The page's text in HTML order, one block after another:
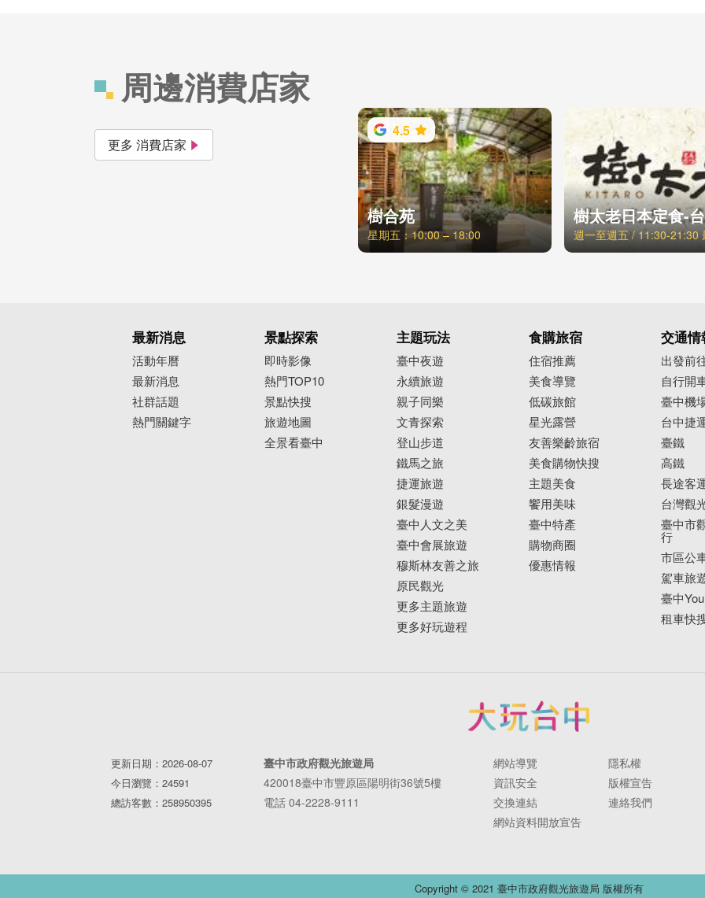
周邊消費店家
更多 消費店家
4.5
樹合苑
星期五：10:00 – 18:00
最新消息
活動年曆
最新消息
社群話題
熱門關鍵字
景點探索
即時影像
熱門TOP10
景點快搜
旅遊地圖
全景看臺中
主題玩法
臺中夜遊
永續旅遊
親子同樂
文青探索
登山步道
鐵馬之旅
捷運旅遊
銀髮漫遊
臺中人文之美
臺中會展旅遊
穆斯林友善之旅
原民觀光
更多主題旅遊
更多好玩遊程
食購旅宿
住宿推薦
美食導覽
低碳旅館
星光露營
友善樂齡旅宿
美食購物快搜
主題美食
饗用美味
臺中特產
購物商圈
優惠情報
交通情
出發前
自行開
臺中機
台中捷
臺鐵
高鐵
長途客
台灣觀
臺中市
行
市區公
駕車旅
臺中
租車快
更新日期：2026-08-07
今日瀏覽：24591
總訪客數：258950395
臺中市政府觀光旅遊局
420018臺中市豐原區陽明街36號5樓
電話 04-2228-9111
網站導覽
隱私權
資訊安全
版權宣告
交換連結
連絡我們
網站資料開放宣告
Copyright © 2021 臺中市政府觀光旅遊局 版權所有